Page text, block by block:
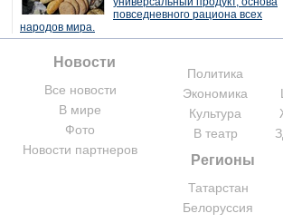
повседневного рациона всех
народов мира.
Новости
Все новости
В мире
Фото
Новости партнеров
Политика
Экономика
Культура
В театр
Регионы
Татарстан
Белоруссия